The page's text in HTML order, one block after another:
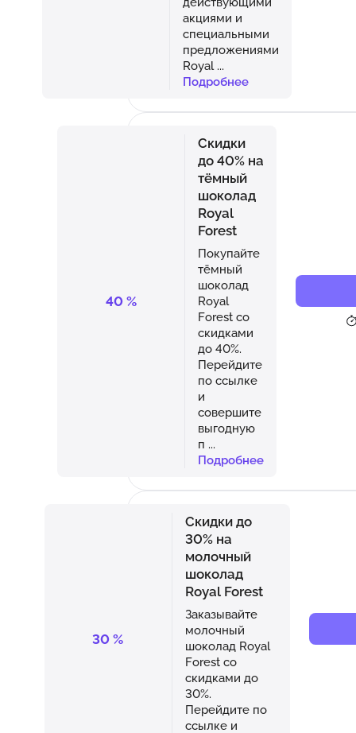
акциями и
специальными
предложениями
Royal ...
Подробнее
40 %
Скидки
до 40% на
тёмный
шоколад
Royal
Forest
Покупайте
тёмный
шоколад
Royal
Forest со
скидками
до 40%.
Перейдите
по ссылке
и
совершите
выгодную
п ...
Подробнее
30 %
Скидки до
30% на
молочный
шоколад
Royal Forest
Заказывайте
молочный
шоколад Royal
Forest со
скидками до
30%.
Перейдите по
ссылке и